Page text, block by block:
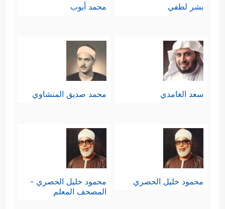
بشر لطفي محمد أيوب
سعد الغامدي محمد صديق المنشاوي
محمود خليل الحصري
محمود خليل الحصري -
المصحف المعلم